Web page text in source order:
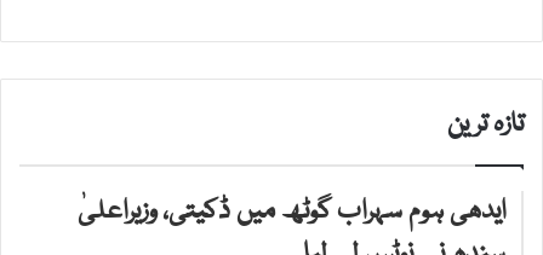
تازہ ترین
ایدھی ہوم سہراب گوٹھ میں ڈکیتی، وزیراعلیٰ